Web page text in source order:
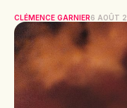
CLÉMENCE GARNIER6 AOÛT